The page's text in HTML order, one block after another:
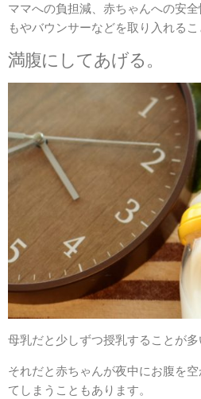
ママへの負担減、赤ちゃんへの安
もやバウンサーなどを取り入れるこ
満腹にしてあげる。
母乳だと少しずつ授乳することが多
それだと赤ちゃんが夜中にお腹を
てしまうこともあります。